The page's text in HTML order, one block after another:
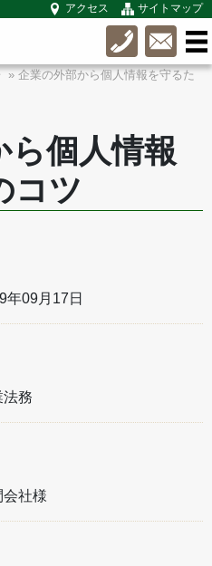
アクセス サイトマップ
» 企業の外部から個人情報を守るた
ら個人情報
コツ
年09月17日
法務
会社様